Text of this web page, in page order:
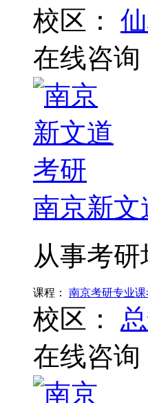
校区：
在线咨询
南京新文
从事考
课程： 南京考研专业
校区：
在线咨询